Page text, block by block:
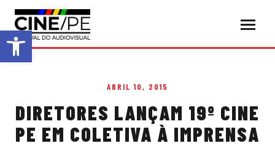
Abrir a barra de ferramentas
ABRIL 10, 2015
DIRETORES LANÇAM 19º CINE
PE EM COLETIVA À IMPRENSA